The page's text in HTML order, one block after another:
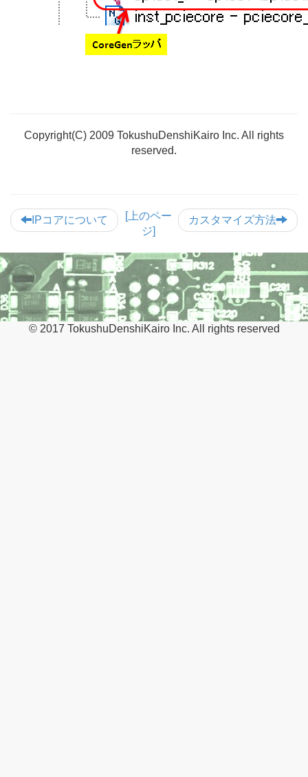
Copyright(C) 2009 TokushuDenshiKairo Inc. All rights
reserved.
IPコアについて カスタマイズ方法
[上のペー
ジ]
© 2017 TokushuDenshiKairo Inc. All rights reserved